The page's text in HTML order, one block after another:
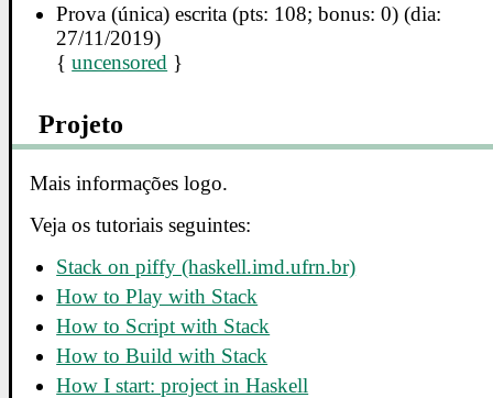
Prova (única) escrita (pts: 108; bonus: 0) (dia:
27/11/2019)
{uncensored }
Projeto
Mais informações logo.
Veja os tutoriais seguintes:
Stack on piffy (haskell.imd.ufrn.br)
How to Play with Stack
How to Script with Stack
How to Build with Stack
How I start: project in Haskell